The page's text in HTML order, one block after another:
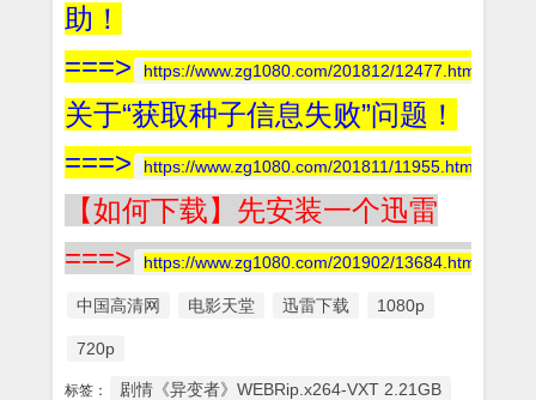
助！
===>
https://www.zg1080.com/201812/12477.html
关于“获取种子信息失败”问题！
===>
https://www.zg1080.com/201811/11955.html
【如何下载】先安装一个迅雷
===>
https://www.zg1080.com/201902/13684.html
中国高清网 电影天堂 迅雷下载 1080p
720p
标签： 剧情《异变者》WEBRip.x264-VXT 2.21GB